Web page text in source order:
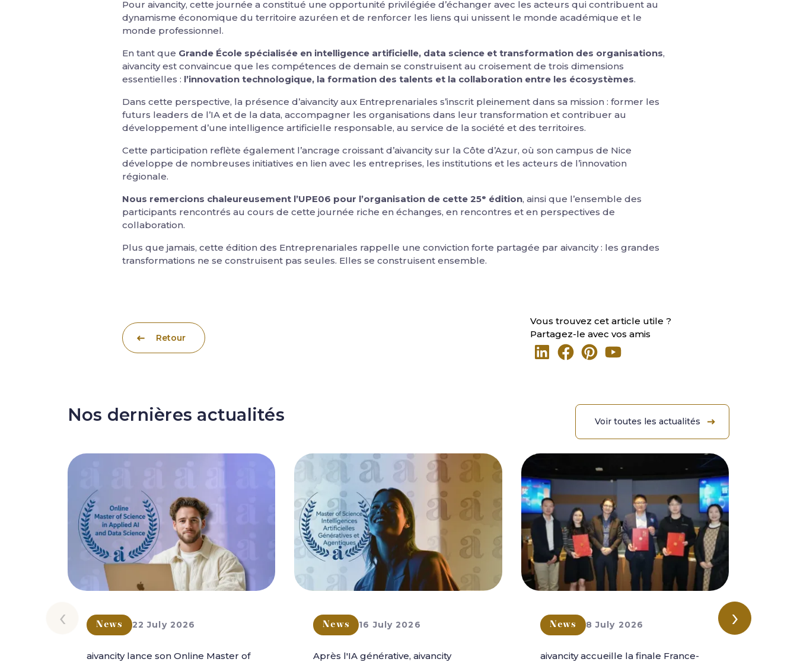
Pour aivancity, cette journée a constitué une opportunité privilégiée d’échanger avec les acteurs qui contribuent au
dynamisme économique du territoire azuréen et de renforcer les liens qui unissent le monde académique et le
monde professionnel.
En tant que Grande École spécialisée en intelligence artificielle, data science et transformation des organisations,
aivancity est convaincue que les compétences de demain se construisent au croisement de trois dimensions
essentielles : l’innovation technologique, la formation des talents et la collaboration entre les écosystèmes.
Dans cette perspective, la présence d’aivancity aux Entreprenariales s’inscrit pleinement dans sa mission : former les
futurs leaders de l’IA et de la data, accompagner les organisations dans leur transformation et contribuer au
développement d’une intelligence artificielle responsable, au service de la société et des territoires.
Cette participation reflète également l’ancrage croissant d’aivancity sur la Côte d’Azur, où son campus de Nice
développe de nombreuses initiatives en lien avec les entreprises, les institutions et les acteurs de l’innovation
régionale.
Nous remercions chaleureusement l’UPE06 pour l’organisation de cette 25ᵉ édition, ainsi que l’ensemble des
participants rencontrés au cours de cette journée riche en échanges, en rencontres et en perspectives de
collaboration.
Plus que jamais, cette édition des Entreprenariales rappelle une conviction forte partagée par aivancity : les grandes
transformations ne se construisent pas seules. Elles se construisent ensemble.
Retour
Vous trouvez cet article utile ?
Partagez-le avec vos amis
Nos dernières actualités
News 22 July 2026
aivancity lance son Online Master of
News 16 July 2026
Après l'IA générative, aivancity
News 8 July 2026
aivancity accueille la finale France-
‹ ›
Voir toutes les actualités